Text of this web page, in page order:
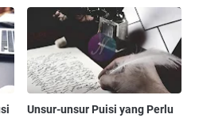
Unsur-unsur Puisi yang Perlu